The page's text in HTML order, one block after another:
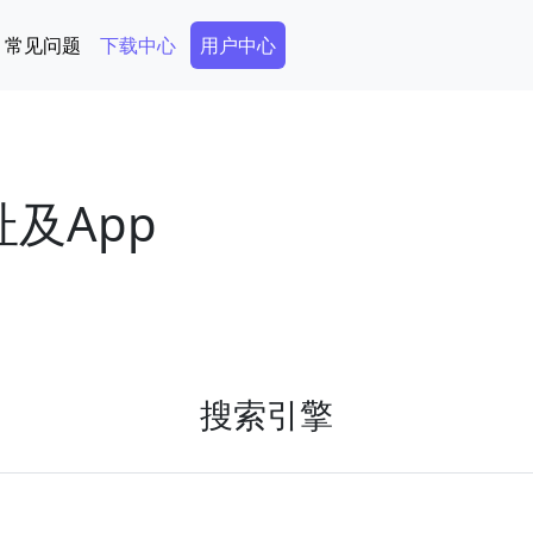
常见问题 下载中心 Secondary Menu
用户中心
及App
搜索引擎